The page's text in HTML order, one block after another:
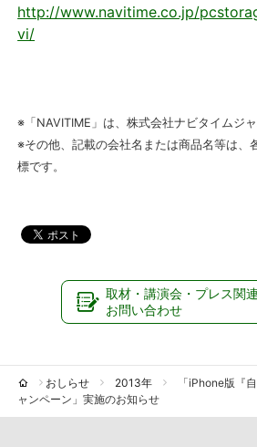
http://www.navitime.co.jp/
vi/
※「NAVITIME」は、株式会社ナビタイムジ
※その他、記載の会社名または商品名等は、
標です。
取材・講演会・プレス関
お問い合わせ
おしらせ 2013年
「iPhone版『
ャンペーン」実施のお知らせ